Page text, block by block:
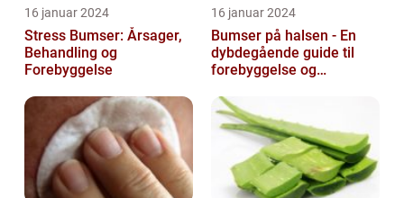
16 januar 2024
Stress Bumser: Årsager,
Behandling og
Forebyggelse
16 januar 2024
Bumser på halsen - En
dybdegående guide til
forebyggelse og